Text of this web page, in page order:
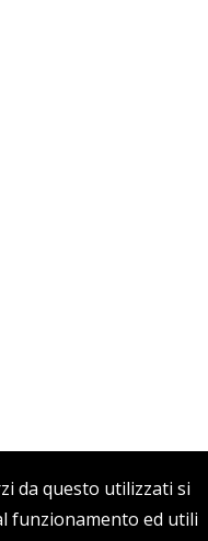
da questo utilizzati si
funzionamento ed utili